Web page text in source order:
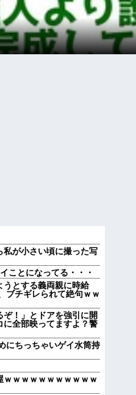
が小さい頃に撮った写
ことになってる・・・
うとする義両親に時給
ブチギレられて絶句ｗｗ
！」とドアを強引に開
に全部映ってますよ？警
にちっちゃいゲイ水筒持
ｗｗｗｗｗｗｗｗｗｗｗ